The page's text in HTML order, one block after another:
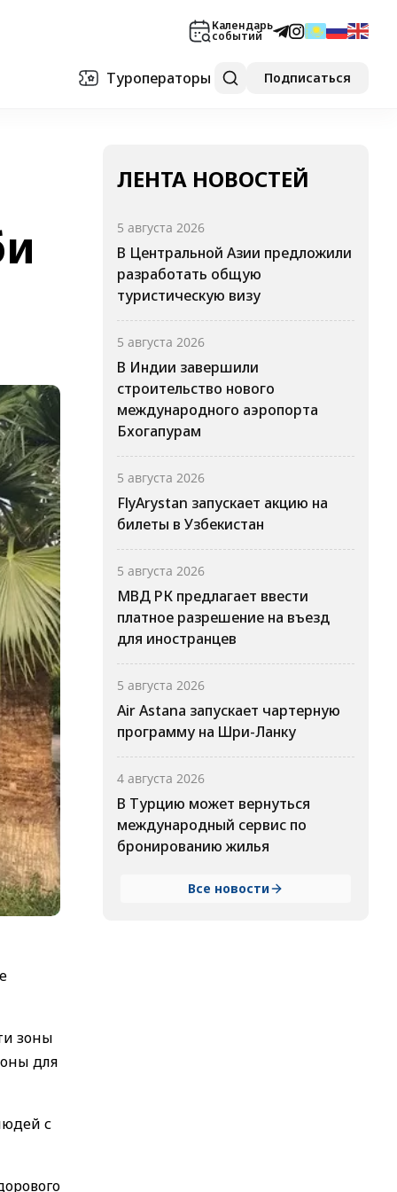
Календарь
событий
Туроператоры Подписаться
зоны
для
с
ЛЕНТА НОВОСТЕЙ
5 августа 2026
В Центральной Азии предложили
разработать общую
туристическую визу
5 августа 2026
В Индии завершили
строительство нового
международного аэропорта
Бхогапурам
5 августа 2026
FlyArystan запускает акцию на
билеты в Узбекистан
5 августа 2026
МВД РК предлагает ввести
платное разрешение на въезд
для иностранцев
5 августа 2026
Air Astana запускает чартерную
программу на Шри-Ланку
4 августа 2026
В Турцию может вернуться
международный сервис по
бронированию жилья
Все новости